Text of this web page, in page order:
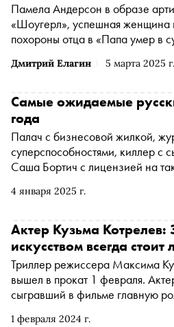
Дмитрий Елагин 5 марта 2025 г.
Памела Андерсон в образе
«Шоугерл», успешная женщина
похороны отца в «Папа умер в
«Сноб» выбрал интересные
4 января 2025 г.
Самые ожидаемые
года
Палач с бизнесовой жилкой,
суперспособностями, киллер с
Саша Бортич с лицензией на
году
1 февраля 2024 г.
Актер Кузьма
искусством всегда стоит
Триллер режиссера Максима
вышел в прокат 1 февраля.
сыгравший в фильме главную